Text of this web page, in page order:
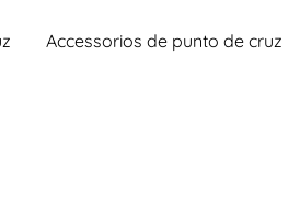
Accessorios de punto de cruz